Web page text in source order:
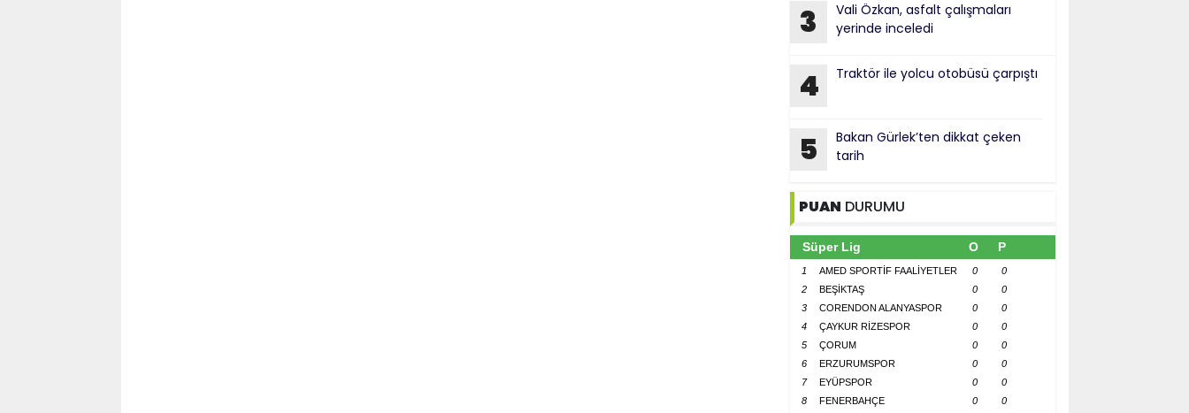
3
Vali Özkan, asfalt çalışmaları
yerinde inceledi
4 Traktör ile yolcu otobüsü çarpıştı
5
Bakan Gürlek’ten dikkat çeken
tarih
PUAN DURUMU
Süper Lig O P
1 AMED SPORTİF FAALİYETLER 0
0
2
BEŞİKTAŞ 0
0
3
CORENDON ALANYASPOR 0
0
4
ÇAYKUR RİZESPOR 0
0
5
ÇORUM 0
0
6
ERZURUMSPOR 0
0
7
EYÜPSPOR 0
0
8
FENERBAHÇE 0
0